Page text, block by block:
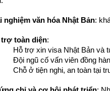
nghiệm văn hóa Nhật Bản:
trợ toàn diện:
Hỗ trợ xin visa Nhật Bản và
Đội ngũ cố vấn viên đồng
Chỗ ở tiện nghi, an toàn tại